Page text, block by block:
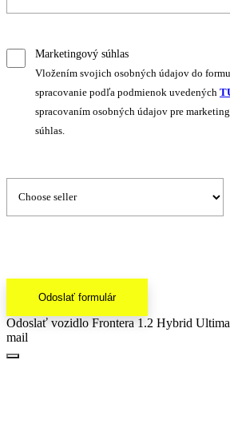
Marketingový súhlas
Vložením svojich osobných údajov do
spracovanie podľa podmienok uvedených
spracovaním osobných údajov pre
súhlas.
Odoslať formulár
Odoslať vozidlo Frontera 1.2 Hybrid
mail